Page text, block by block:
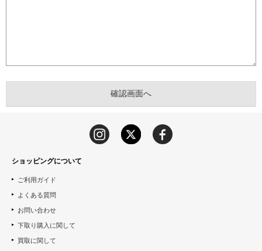
ショッピングについて
ご利用ガイド
よくある質問
お問い合わせ
下取り購入に関して
買取に関して